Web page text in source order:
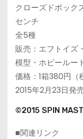
クローズドボック
センチ
全5種
販売：エフトイズ
模型・ホビールー
価格：1箱380円（
2015年2月23日
©2015 SPIN
■関連リンク